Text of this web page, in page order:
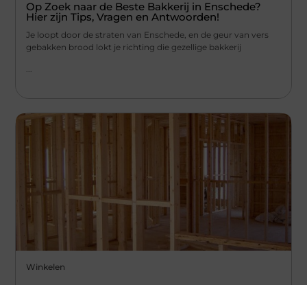
Op Zoek naar de Beste Bakkerij in Enschede?
Hier zijn Tips, Vragen en Antwoorden!
Je loopt door de straten van Enschede, en de geur van vers
gebakken brood lokt je richting die gezellige bakkerij
...
Winkelen